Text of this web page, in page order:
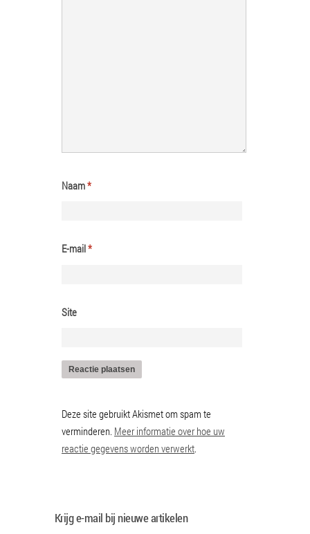
Naam*
E-mail*
Site
Deze site gebruikt Akismet om spam te
verminderen. Meer informatie over hoe uw
reactie gegevens worden verwerkt.
Krijg e-mail bij nieuwe artikelen